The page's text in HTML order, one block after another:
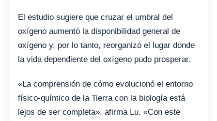
El estudio sugiere que cruzar el umbral del
oxígeno aumentó la disponibilidad general de
oxígeno y, por lo tanto, reorganizó el lugar donde
la vida dependiente del oxígeno pudo prosperar.
«La comprensión de cómo evolucionó el entorno
físico-químico de la Tierra con la biología está
lejos de ser completa», afirma Lu. «Con este